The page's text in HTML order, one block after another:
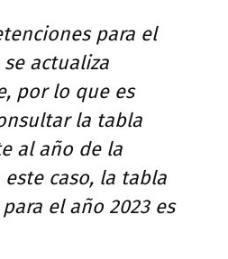
para el
se actualiza
por lo que es
la tabla
al año de la
este caso, la tabla
el año 2023 es